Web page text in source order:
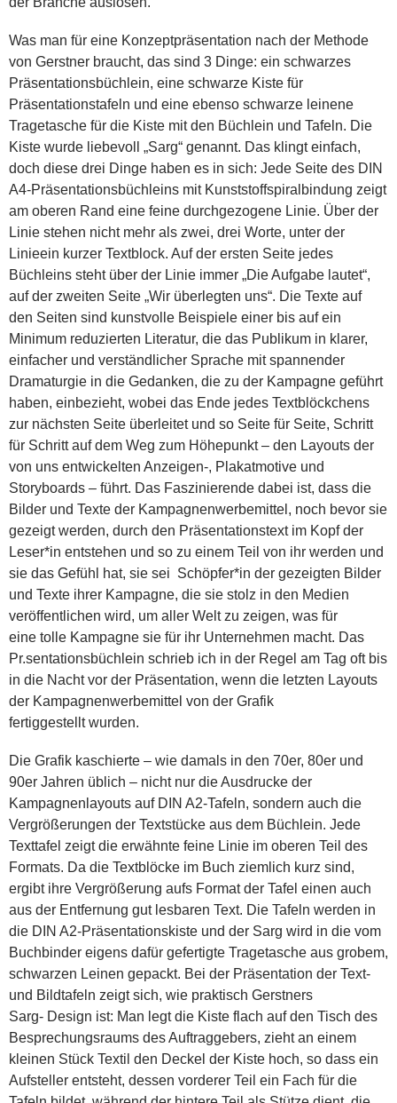
Was man für eine Konzeptpräsentation nach der Methode
von Gerstner braucht, das sind 3 Dinge: ein schwarzes
Präsentationsbüchlein, eine schwarze Kiste für
Präsentationstafeln und eine ebenso schwarze leinene
Tragetasche für die Kiste mit den Büchlein und Tafeln. Die
Kiste wurde liebevoll „Sarg“ genannt. Das klingt einfach,
doch diese drei Dinge haben es in sich: Jede Seite des DIN
A4-Präsentationsbüchleins mit Kunststoffspiralbindung zeigt
am oberen Rand eine feine durchgezogene Linie. Über der
Linie stehen nicht mehr als zwei, drei Worte, unter der
Linieein kurzer Textblock. Auf der ersten Seite jedes
Büchleins steht über der Linie immer „Die Aufgabe lautet“,
auf der zweiten Seite „Wir überlegten uns“. Die Texte auf
den Seiten sind kunstvolle Beispiele einer bis auf ein
Minimum reduzierten Literatur, die das Publikum in klarer,
einfacher und verständlicher Sprache mit spannender
Dramaturgie in die Gedanken, die zu der Kampagne geführt
haben, einbezieht, wobei das Ende jedes Textblöckchens
zur nächsten Seite überleitet und so Seite für Seite, Schritt
für Schritt auf dem Weg zum Höhepunkt – den Layouts der
von uns entwickelten Anzeigen-, Plakatmotive und
Storyboards – führt. Das Faszinierende dabei ist, dass die
Bilder und Texte der Kampagnenwerbemittel, noch bevor sie
gezeigt werden, durch den Präsentationstext im Kopf der
Leser*in entstehen und so zu einem Teil von ihr werden und
sie das Gefühl hat, sie sei Schöpfer*in der gezeigten Bilder
und Texte ihrer Kampagne, die sie stolz in den Medien
veröffentlichen wird, um aller Welt zu zeigen, was für
eine tolle Kampagne sie für ihr Unternehmen macht. Das
Pr.sentationsbüchlein schrieb ich in der Regel am Tag oft bis
in die Nacht vor der Präsentation, wenn die letzten Layouts
der Kampagnenwerbemittel von der Grafik
fertiggestellt wurden.
Die Grafik kaschierte – wie damals in den 70er, 80er und
90er Jahren üblich – nicht nur die Ausdrucke der
Kampagnenlayouts auf DIN A2-Tafeln, sondern auch die
Vergrößerungen der Textstücke aus dem Büchlein. Jede
Texttafel zeigt die erwähnte feine Linie im oberen Teil des
Formats. Da die Textblöcke im Buch ziemlich kurz sind,
ergibt ihre Vergrößerung aufs Format der Tafel einen auch
aus der Entfernung gut lesbaren Text. Die Tafeln werden in
die DIN A2-Präsentationskiste und der Sarg wird in die vom
Buchbinder eigens dafür gefertigte Tragetasche aus grobem,
schwarzen Leinen gepackt. Bei der Präsentation der Text-
und Bildtafeln zeigt sich, wie praktisch Gerstners
Sarg- Design ist: Man legt die Kiste flach auf den Tisch des
Besprechungsraums des Auftraggebers, zieht an einem
kleinen Stück Textil den Deckel der Kiste hoch, so dass ein
Aufsteller entsteht, dessen vorderer Teil ein Fach für die